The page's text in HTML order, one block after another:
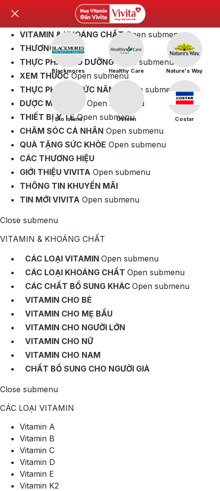
VITAMIN & KHOÁNG CHẤTOpen submenu
THƯƠNG HIỆU
THỰC PHẨM BỔ DƯỠNG
Open submenu
XEM THUỐC Open submenu
THỰC PHẨM CHỨC NĂNG
Open submenu
DƯỢC MỸ PHẨM Open submenu
THIẾT BỊ Y TẾ Open submenu
CHĂM SÓC CÁ NHÂN Open submenu
QUÀ TẶNG SỨC KHỎE Open submenu
CÁC THƯƠNG HIỆU
GIỚI THIỆU VIVITA Open submenu
THÔNG TIN KHUYẾN MÃI
TIN MỚI VIVITA Open submenu
Close submenu
VITAMIN & KHOÁNG CHẤT
CÁC LOẠI VITAMIN Open submenu
CÁC LOẠI KHOÁNG CHẤT Open submenu
CÁC CHẤT BỔ SUNG KHÁC Open submenu
VITAMIN CHO BÉ
VITAMIN CHO MẸ BẦU
VITAMIN CHO NGƯỜI LỚN
VITAMIN CHO NỮ
VITAMIN CHO NAM
CHẤT BỔ SUNG CHO NGƯỜI GIÀ
Close submenu
CÁC LOẠI VITAMIN
Vitamin A
Vitamin B
Vitamin C
Vitamin D
Vitamin E
Vitamin K2
Blackmores Healthy Care Nature's Way
Bio Island Ostelin Costar